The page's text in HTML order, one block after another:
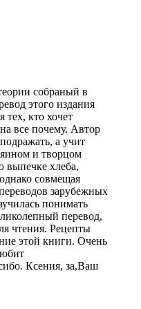
собраный в
этого издания
тех, кто хочет
все почему. Автор
а учит
и творцом
выпечке хлеба,
совмещая
зарубежных
понимать
перевод,
чтения. Рецепты
этой книги. Очень
Ксения, за,Ваш